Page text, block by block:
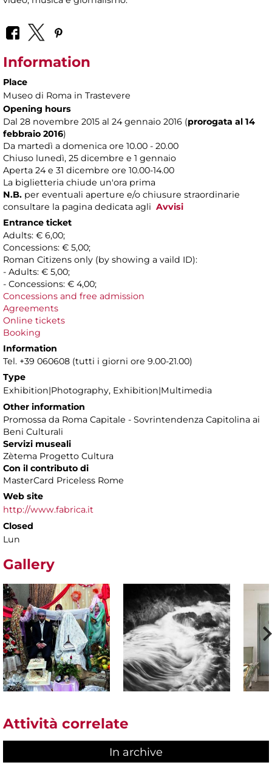
Information
Place
Museo di Roma in Trastevere
Opening hours
Dal 28 novembre 2015 al 24 gennaio 2016 (prorogata al 14
febbraio 2016)
Da martedì a domenica ore 10.00 - 20.00
Chiuso lunedì, 25 dicembre e 1 gennaio
Aperta 24 e 31 dicembre ore 10.00-14.00
La biglietteria chiude un'ora prima
N.B. per eventuali aperture e/o chiusure straordinarie
consultare la pagina dedicata agli Avvisi
Entrance ticket
Adults: € 6,00;
Concessions: € 5,00;
Roman Citizens only (by showing a vaild ID):
- Adults: € 5,00;
- Concessions: € 4,00;
Concessions and free admission
Agreements
Online tickets
Booking
Information
Tel. +39 060608 (tutti i giorni ore 9.00-21.00)
Type
Exhibition|Photography, Exhibition|Multimedia
Other information
Promossa da Roma Capitale - Sovrintendenza Capitolina ai
Beni Culturali
Servizi museali
Zètema Progetto Cultura
Con il contributo di
MasterCard Priceless Rome
Web site
http://www.fabrica.it
Closed
Lun
Gallery
Attività correlate
In archive